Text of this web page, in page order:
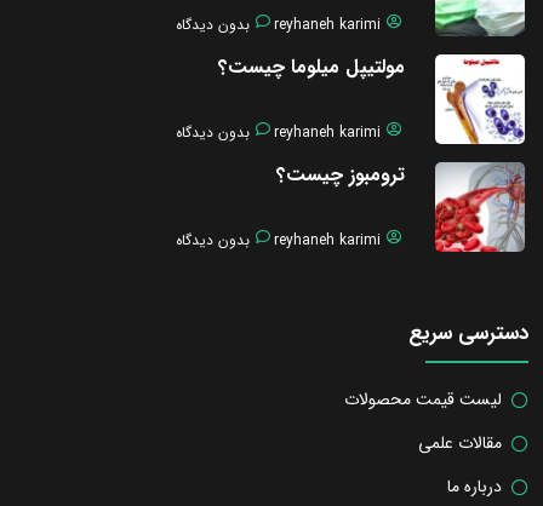
reyhaneh karimi بدون دیدگاه
مولتیپل میلوما چیست؟
reyhaneh karimi بدون دیدگاه
ترومبوز چیست؟
reyhaneh karimi بدون دیدگاه
دسترسی سریع
لیست قیمت محصولات
مقالات علمی
درباره ما